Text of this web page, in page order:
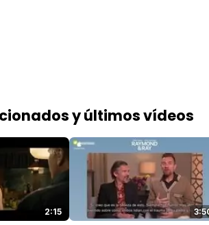
y últimos vídeos
2:15